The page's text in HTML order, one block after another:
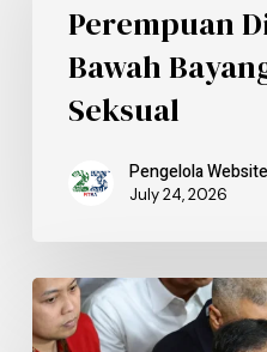
Perempuan
Bawah
Seksual
Pengelola
July 24, 2026